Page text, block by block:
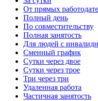
От прямых
Полный день
По совместительству
Полная занятость
Для людей с
Сменный график
Сутки через двое
Сутки через трое
Три через три
Удаленная работа
Частичная занятость